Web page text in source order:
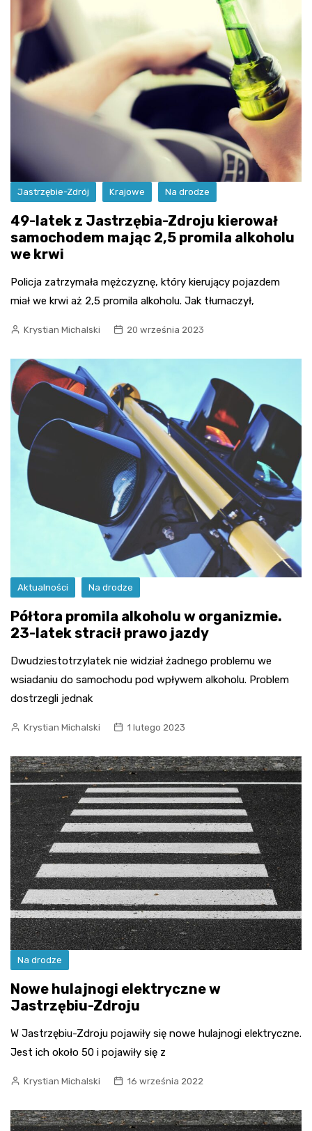
Jastrzębie-Zdrój Krajowe Na drodze
49-latek z Jastrzębia-Zdroju kierował
samochodem mając 2,5 promila alkoholu
we krwi
Policja zatrzymała mężczyznę, który kierujący pojazdem
miał we krwi aż 2,5 promila alkoholu. Jak tłumaczył,
Krystian Michalski 20 września 2023
Aktualności Na drodze
Półtora promila alkoholu w organizmie.
23-latek stracił prawo jazdy
Dwudziestotrzylatek nie widział żadnego problemu we
wsiadaniu do samochodu pod wpływem alkoholu. Problem
dostrzegli jednak
Krystian Michalski 1 lutego 2023
Na drodze
Nowe hulajnogi elektryczne w
Jastrzębiu-Zdroju
W Jastrzębiu-Zdroju pojawiły się nowe hulajnogi elektryczne.
Jest ich około 50 i pojawiły się z
Krystian Michalski 16 września 2022